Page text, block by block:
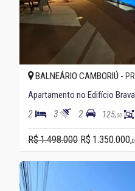
BALNEÁRIO CAMBORIÚ -
Apartamento no Edifício
2 3 2 125,00
R$ 1.498.000 R$ 1.350.000,